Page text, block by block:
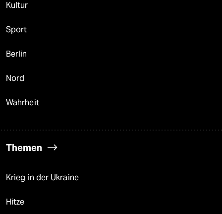
Kultur
Sport
Berlin
Nord
Wahrheit
Themen
Krieg in der Ukraine
Hitze